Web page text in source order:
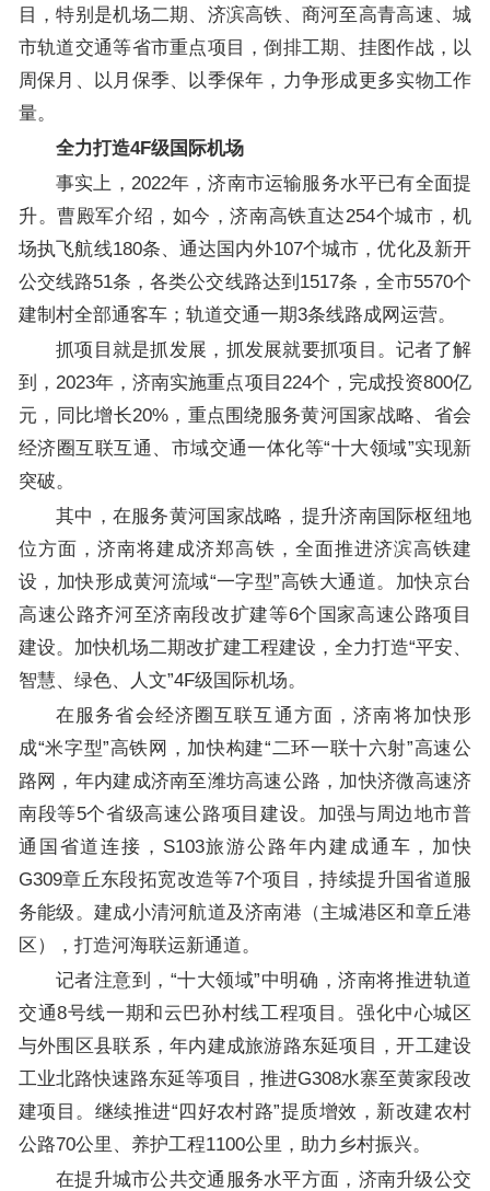
目，特别是机场二期、济滨高铁、商河至高青高速、城
市轨道交通等省市重点项目，倒排工期、挂图作战，以
周保月、以月保季、以季保年，力争形成更多实物工作
量。
全力打造4F级国际机场
事实上，2022年，济南市运输服务水平已有全面提
升。曹殿军介绍，如今，济南高铁直达254个城市，机
场执飞航线180条、通达国内外107个城市，优化及新开
公交线路51条，各类公交线路达到1517条，全市5570个
建制村全部通客车；轨道交通一期3条线路成网运营。
抓项目就是抓发展，抓发展就要抓项目。记者了解
到，2023年，济南实施重点项目224个，完成投资800亿
元，同比增长20%，重点围绕服务黄河国家战略、省会
经济圈互联互通、市域交通一体化等“十大领域”实现新
突破。
其中，在服务黄河国家战略，提升济南国际枢纽地
位方面，济南将建成济郑高铁，全面推进济滨高铁建
设，加快形成黄河流域“一字型”高铁大通道。加快京台
高速公路齐河至济南段改扩建等6个国家高速公路项目
建设。加快机场二期改扩建工程建设，全力打造“平安、
智慧、绿色、人文”4F级国际机场。
在服务省会经济圈互联互通方面，济南将加快形
成“米字型”高铁网，加快构建“二环一联十六射”高速公
路网，年内建成济南至潍坊高速公路，加快济微高速济
南段等5个省级高速公路项目建设。加强与周边地市普
通国省道连接，S103旅游公路年内建成通车，加快
G309章丘东段拓宽改造等7个项目，持续提升国省道服
务能级。建成小清河航道及济南港（主城港区和章丘港
区），打造河海联运新通道。
记者注意到，“十大领域”中明确，济南将推进轨道
交通8号线一期和云巴孙村线工程项目。强化中心城区
与外围区县联系，年内建成旅游路东延项目，开工建设
工业北路快速路东延等项目，推进G308水寨至黄家段改
建项目。继续推进“四好农村路”提质增效，新改建农村
公路70公里、养护工程1100公里，助力乡村振兴。
在提升城市公共交通服务水平方面，济南升级公交